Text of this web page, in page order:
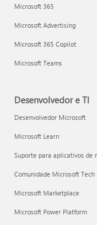
Microsoft 365
Microsoft Advertising
Microsoft 365 Copilot
Microsoft Teams
Desenvolvedor e TI
Desenvolvedor Microsoft
Microsoft Learn
Suporte para aplicativos de
Comunidade Microsoft Tech
Microsoft Marketplace
Microsoft Power Platform